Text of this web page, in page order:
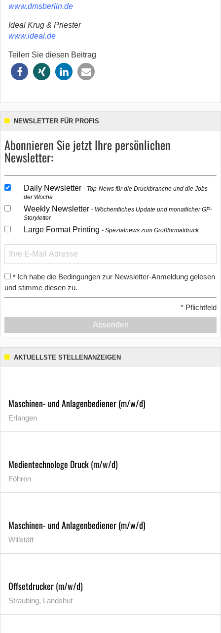
www.dmsberlin.de
Ideal Krug & Priester
www.ideal.de
Teilen Sie diesen Beitrag
NEWSLETTER FÜR PROFIS
Abonnieren Sie jetzt Ihre persönlichen
Newsletter:
Daily Newsletter
Top-News für die Druckbranche und die Jobs
der Woche
Weekly Newsletter
Wöchentliches Update und monatlicher GP-
Storyletter
Large Format Printing Spezialnews zum Großformatdruck
* Ich habe die Bedingungen zur Newsletter-Anmeldung gelesen
und stimme diesen zu.
* Pflichtfeld
Absenden
AKTUELLSTE STELLENANZEIGEN
Maschinen- und Anlagenbediener (m/w/d)
Erlangen
Medientechnologe Druck (m/w/d)
Föhren
Maschinen- und Anlagenbediener (m/w/d)
Willstätt
Offsetdrucker (m/w/d)
Straubing, Landshut